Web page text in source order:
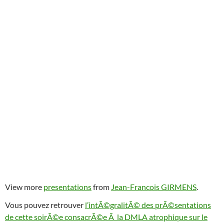
View more presentationsfrom Jean-Francois GIRMENS.
Vous pouvez retrouver l’intÃ©gralitÃ© des prÃ©sentations
de cette soirÃ©e consacrÃ©e Ã la DMLA atrophique sur le